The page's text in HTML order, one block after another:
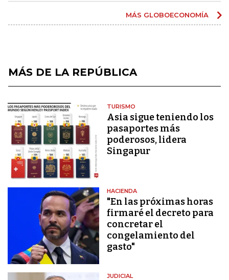
MÁS GLOBOECONOMÍA
MÁS DE LA REPÚBLICA
TURISMO
Asia sigue teniendo los
pasaportes más
poderosos, lidera
Singapur
HACIENDA
"En las próximas horas
firmaré el decreto para
concretar el
congelamiento del
gasto"
JUDICIAL